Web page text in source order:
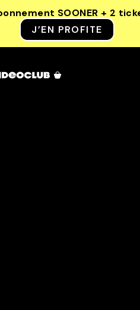
SOONER + 2
J’EN PROFITE